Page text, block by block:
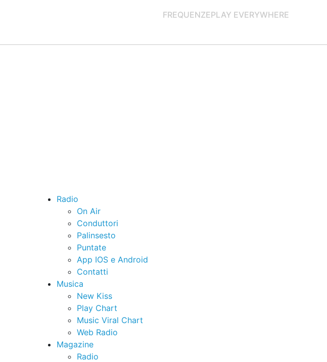
FREQUENZEPLAY EVERYWHERE
Radio
On Air
Conduttori
Palinsesto
Puntate
App IOS e Android
Contatti
Musica
New Kiss
Play Chart
Music Viral Chart
Web Radio
Magazine
Radio